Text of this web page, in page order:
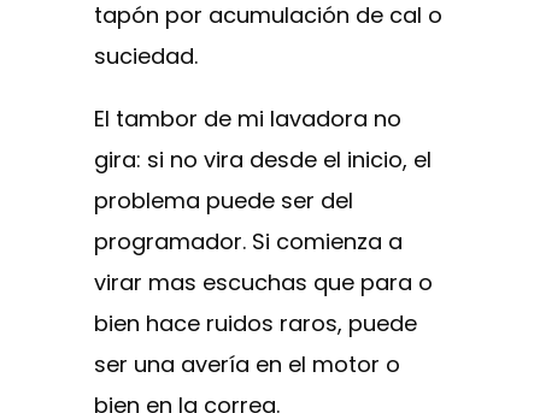
tapón por acumulación de cal o
suciedad.
El tambor de mi lavadora no
gira: si no vira desde el inicio, el
problema puede ser del
programador. Si comienza a
virar mas escuchas que para o
bien hace ruidos raros, puede
ser una avería en el motor o
bien en la correa.